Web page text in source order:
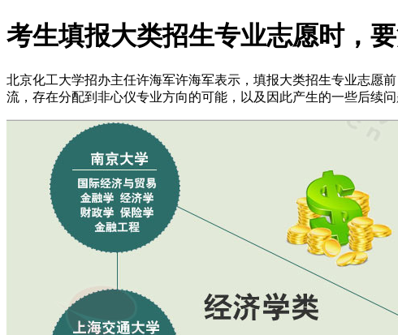
考生填报大类招生专业志愿时，
北京化工大学招办主任许海军许海军表示，填报大类招生专业志愿
流，存在分配到非心仪专业方向的可能，以及因此产生的一些后续问